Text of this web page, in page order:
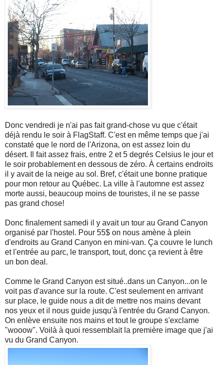
Donc vendredi je n'ai pas fait grand-chose vu que c'était
déjà rendu le soir à FlagStaff. C'est en même temps que j'ai
constaté que le nord de l'Arizona, on est assez loin du
désert. Il fait assez frais, entre 2 et 5 degrés Celsius le jour et
le soir probablement en dessous de zéro. À certains endroits
il y avait de la neige au sol. Bref, c'était une bonne pratique
pour mon retour au Québec. La ville à l'automne est assez
morte aussi, beaucoup moins de touristes, il ne se passe
pas grand chose!
Donc finalement samedi il y avait un tour au Grand Canyon
organisé par l'hostel. Pour 55$ on nous amène à plein
d'endroits au Grand Canyon en mini-van. Ça couvre le lunch
et l'entrée au parc, le transport, tout, donc ça revient à être
un bon deal.
Comme le Grand Canyon est situé..dans un Canyon...on le
voit pas d'avance sur la route. C'est seulement en arrivant
sur place, le guide nous a dit de mettre nos mains devant
nos yeux et il nous guide jusqu'à l'entrée du Grand Canyon.
On enlève ensuite nos mains et tout le groupe s'exclame
"wooow". Voilà à quoi ressemblait la première image que j'ai
vu du Grand Canyon.